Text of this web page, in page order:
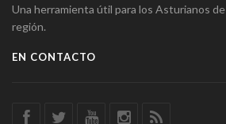
Una herramienta útil para los Asturianos
región.
EN CONTACTO